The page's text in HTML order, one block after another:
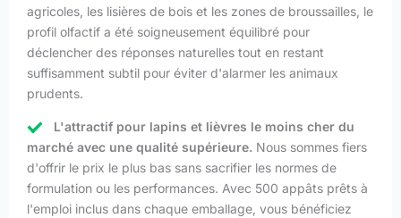
agricoles, les lisières de bois et les zones de broussailles, le
profil olfactif a été soigneusement équilibré pour
déclencher des réponses naturelles tout en restant
suffisamment subtil pour éviter d'alarmer les animaux
prudents.
L'attractif pour lapins et lièvres le moins cher du
marché avec une qualité supérieure. Nous sommes fiers
d'offrir le prix le plus bas sans sacrifier les normes de
formulation ou les performances. Avec 500 appâts prêts à
l'emploi inclus dans chaque emballage, vous bénéficiez